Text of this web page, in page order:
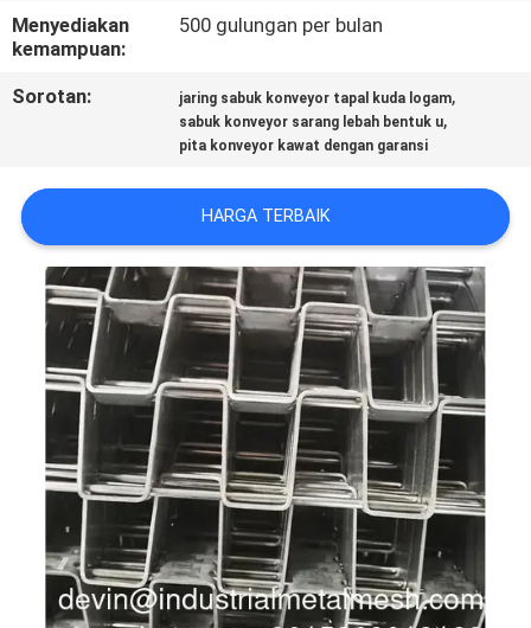
PENAWARAN
PRIVACY
POLICY
Menyediakan
kemampuan:
500 gulungan per bulan
Sorotan: jaring sabuk konveyor tapal kuda logam,
sabuk konveyor sarang lebah bentuk u,
pita konveyor kawat dengan garansi
HARGA TERBAIK